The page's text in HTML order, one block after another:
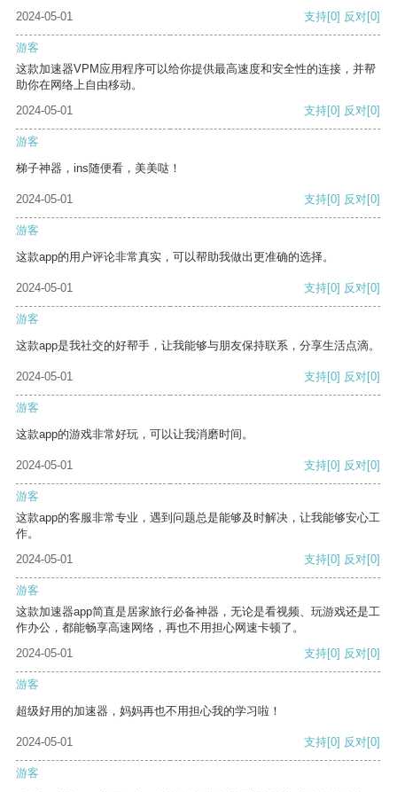
2024-05-01 支持[0] 反对[0]
游客
这款加速器VPM应用程序可以给你提供最高速度和安全性的连接，并帮
助你在网络上自由移动。
2024-05-01
支持[0] 反对[0]
游客
梯子神器，ins随便看，美美哒！
2024-05-01 支持[0] 反对[0]
游客
这款app的用户评论非常真实，可以帮助我做出更准确的选择。
2024-05-01 支持[0] 反对[0]
游客
这款app是我社交的好帮手，让我能够与朋友保持联系，分享生活点滴。
2024-05-01 支持[0] 反对[0]
游客
这款app的游戏非常好玩，可以让我消磨时间。
2024-05-01 支持[0] 反对[0]
游客
这款app的客服非常专业，遇到问题总是能够及时解决，让我能够安心工
作。
2024-05-01
支持[0] 反对[0]
游客
这款加速器app简直是居家旅行必备神器，无论是看视频、玩游戏还是工
作办公，都能畅享高速网络，再也不用担心网速卡顿了。
2024-05-01
支持[0] 反对[0]
游客
超级好用的加速器，妈妈再也不用担心我的学习啦！
2024-05-01 支持[0] 反对[0]
游客